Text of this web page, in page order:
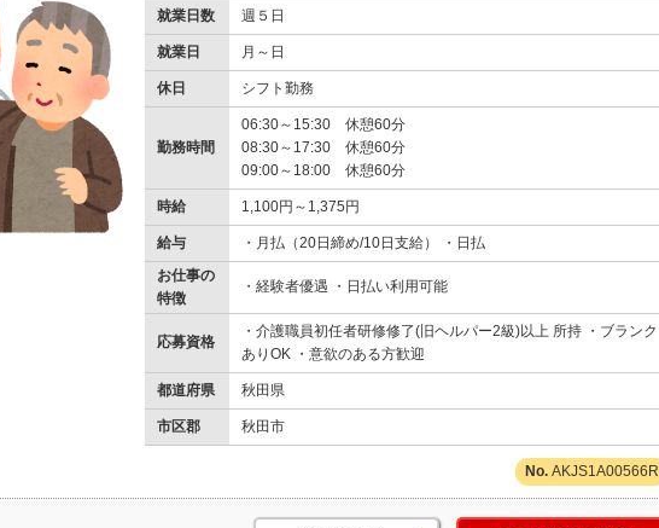
就業日数 週５日
就業日 月～日
休日 シフト勤務
勤務時間
06:30～15:30 休憩60分
08:30～17:30 休憩60分
09:00～18:00 休憩60分
時給 1,100円～1,375円
給与
・月払（20日締め/10日支給） ・日払
お仕事の
特徴
・経験者優遇 ・日払い利用可能
応募資格
・介護職員初任者研修修了(旧ヘルパー2級)以上 所持 ・ブランク
ありOK ・意欲のある方歓迎
都道府県 秋田県
市区郡 秋田市
AKJS1A00566R